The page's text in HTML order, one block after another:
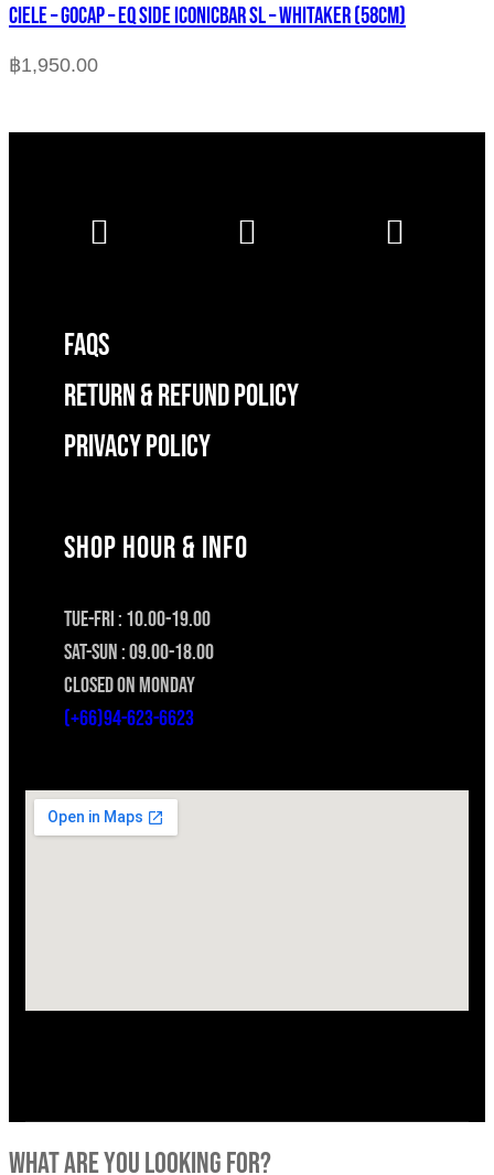
CIELE – GOCAP – EQ SIDE ICONICBAR SL – WHITAKER (58cm)
฿1,950.00
FAQS
RETURN & REFUND POLICY
Privacy Policy
SHOP HOUR & INFO
TUE-FRI : 10.00-19.00
SAT-SUN : 09.00-18.00
CLOSED ON MONDAY
(+66)94-623-6623
what are you looking for?